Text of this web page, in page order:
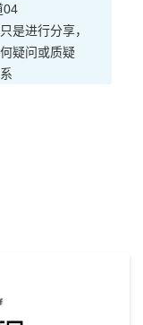
04
是进行分享，
疑问或质疑